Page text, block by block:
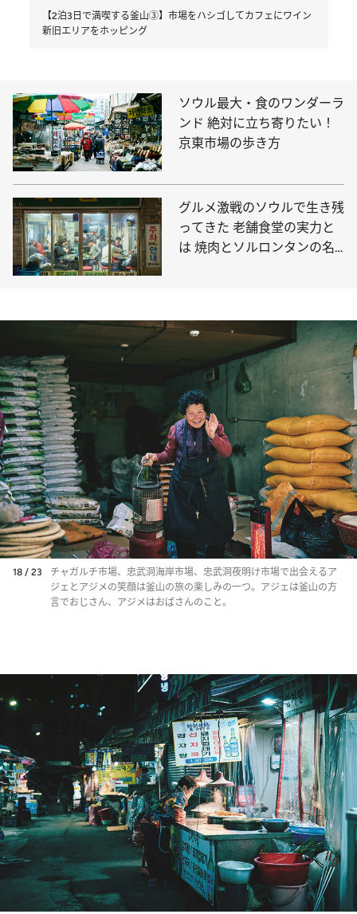
【2泊3日で満喫する釜山③】市場をハシゴしてカフェにワイン
新旧エリアをホッピング
ソウル最大・食のワンダーラ
ンド 絶対に立ち寄りたい！
京東市場の歩き方
グルメ激戦のソウルで生き残
ってきた 老舗食堂の実力と
は 焼肉とソルロンタンの名
18 / 23
チャガルチ市場、忠武洞海岸市場、忠武洞夜明け市場で出会えるア
ジェとアジメの笑顔は釜山の旅の楽しみの一つ。アジェは釜山の方
言でおじさん、アジメはおばさんのこと。